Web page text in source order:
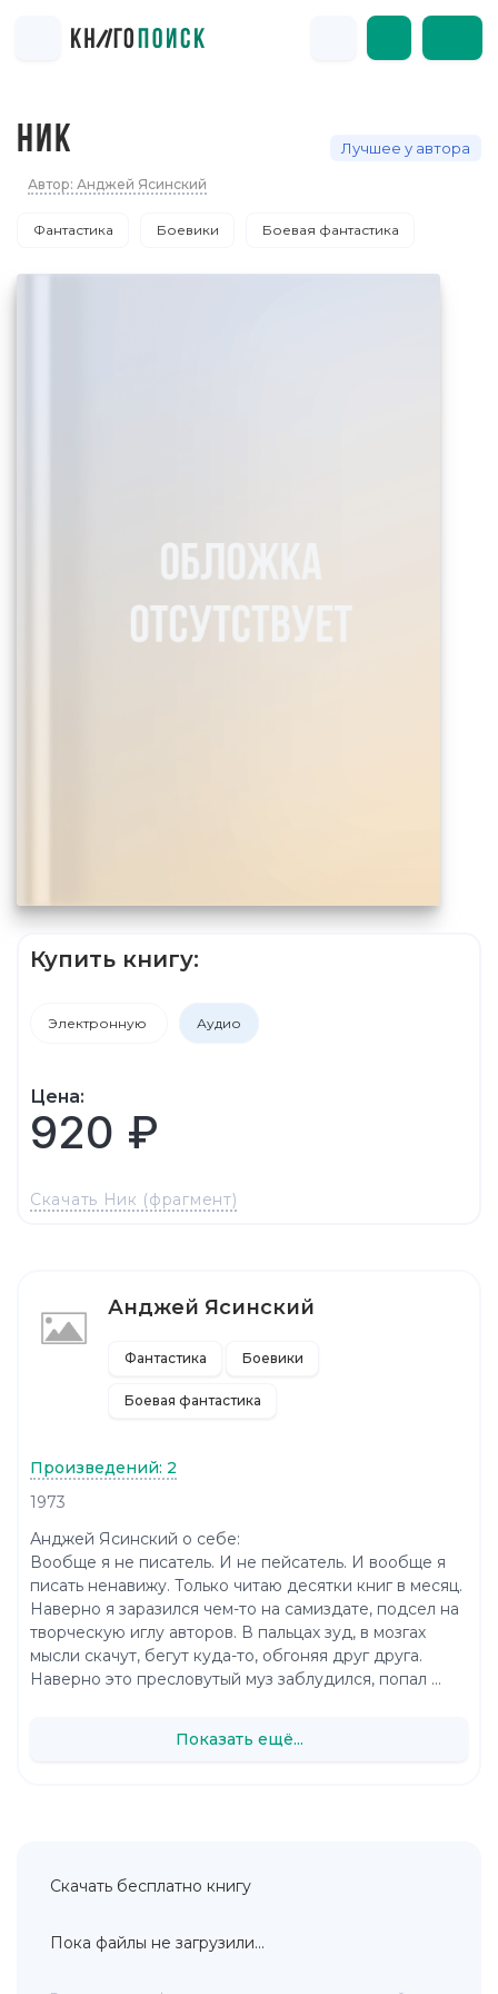
НИК Лучшее у автора
Автор: Анджей Ясинский
Фантастика Боевики Боевая фантастика
Купить книгу:
Электронную Аудио
Цена:
920 ₽
Скачать Ник (фрагмент)
Анджей Ясинский
Фантастика Боевики
Боевая фантастика
Произведений: 2
1973
Анджей Ясинский о себе:
Вообще я не писатель. И не пейсатель. И вообще я
писать ненавижу. Только читаю десятки книг в месяц.
Наверно я заразился чем-то на самиздате, подсел на
творческую иглу авторов. В пальцах зуд, в мозгах
мысли скачут, бегут куда-то, обгоняя друг друга.
Наверно это пресловутый муз заблудился, попал ...
Показать ещё...
Скачать бесплатно книгу
Пока файлы не загрузили...